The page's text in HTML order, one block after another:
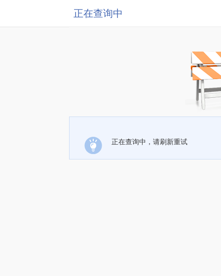
正在查询中
正在查询中，请刷新重试